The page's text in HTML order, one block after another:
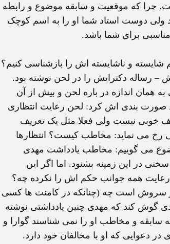
چرا که موقعیت و سابقه موضوع و رابطه
ولی دوست استاد شما او را به اسم کوچک
برای شما باشد.
شایسته و ناشایسته اش را بازشناسی کنیم؟
– رساله دکترایش را در لحن نوشته بود.
همان اندازه در باره لحن و بیش از آن
بندی اش کرد: لحن رعایت انتظاری
خوبی نیست ولی فعلا مثل یک تعریف
رخ می نماید: مخاطب کیست؟ انتظارها
می گوییم: مخاطب یادداشت مهدی
در این زمینه بشنود. اما اگر این
رعایت همه جوانب حکم اش را نکرده چه؟
سروش است چه (چنانکه در کامنت ها کسی
گوش کند که مهدی چنین یادداشتی نوشته
و مخاطب او را نمی شناسند گوارا و
دعوایی که او با مخالفان خود دارد.